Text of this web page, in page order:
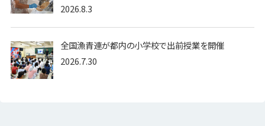
2026.8.3
全国漁青連が都内の小学校で出前授業を開催
2026.7.30